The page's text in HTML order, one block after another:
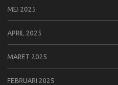
MEI 2025
APRIL 2025
MARET 2025
FEBRUARI 2025